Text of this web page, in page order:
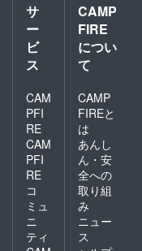
サ
ー
ビ
ス
CAM
PFI
RE
CAM
PFI
RE
コ
ミュ
ニ
ティ
CAMP
FIRE
につい
て
CAMP
FIREと
は
あんし
ん・安
全への
取り組
み
ニュー
ス